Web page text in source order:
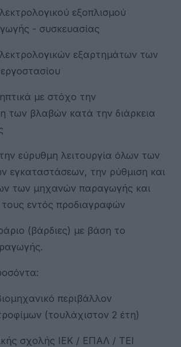
εξοπλισμού
- συσκευασίας
εξαρτημάτων των
με στόχο την
των βλαβών κατά την διάρκεια
εύρυθμη λειτουργία όλων των
εγκαταστάσεων, την ρύθμιση και
των μηχανών παραγωγής και
εντός προδιαγραφών
(βάρδιες) με βάση το
περιβάλλον
(τουλάχιστον 2 έτη)
σχολής ΙΕΚ / ΕΠΑΛ / ΤΕΙ